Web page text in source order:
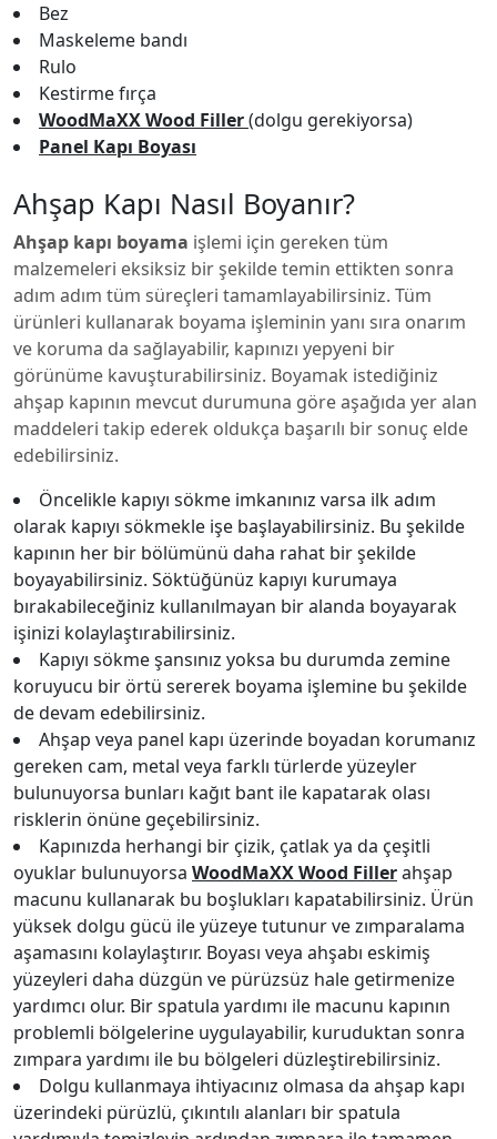
Bez
Maskeleme bandı
Rulo
Kestirme fırça
WoodMaXX Wood Filler(dolgu gerekiyorsa)
Panel Kapı Boyası
Ahşap Kapı Nasıl Boyanır?
Ahşap kapı boyama işlemi için gereken tüm
malzemeleri eksiksiz bir şekilde temin ettikten sonra
adım adım tüm süreçleri tamamlayabilirsiniz. Tüm
ürünleri kullanarak boyama işleminin yanı sıra onarım
ve koruma da sağlayabilir, kapınızı yepyeni bir
görünüme kavuşturabilirsiniz. Boyamak istediğiniz
ahşap kapının mevcut durumuna göre aşağıda yer alan
maddeleri takip ederek oldukça başarılı bir sonuç elde
edebilirsiniz.
Öncelikle kapıyı sökme imkanınız varsa ilk adım
olarak kapıyı sökmekle işe başlayabilirsiniz. Bu şekilde
kapının her bir bölümünü daha rahat bir şekilde
boyayabilirsiniz. Söktüğünüz kapıyı kurumaya
bırakabileceğiniz kullanılmayan bir alanda boyayarak
işinizi kolaylaştırabilirsiniz.
Kapıyı sökme şansınız yoksa bu durumda zemine
koruyucu bir örtü sererek boyama işlemine bu şekilde
de devam edebilirsiniz.
Ahşap veya panel kapı üzerinde boyadan korumanız
gereken cam, metal veya farklı türlerde yüzeyler
bulunuyorsa bunları kağıt bant ile kapatarak olası
risklerin önüne geçebilirsiniz.
Kapınızda herhangi bir çizik, çatlak ya da çeşitli
oyuklar bulunuyorsa WoodMaXX Wood Fillerahşap
macunu kullanarak bu boşlukları kapatabilirsiniz. Ürün
yüksek dolgu gücü ile yüzeye tutunur ve zımparalama
aşamasını kolaylaştırır. Boyası veya ahşabı eskimiş
yüzeyleri daha düzgün ve pürüzsüz hale getirmenize
yardımcı olur. Bir spatula yardımı ile macunu kapının
problemli bölgelerine uygulayabilir, kuruduktan sonra
zımpara yardımı ile bu bölgeleri düzleştirebilirsiniz.
Dolgu kullanmaya ihtiyacınız olmasa da ahşap kapı
üzerindeki pürüzlü, çıkıntılı alanları bir spatula